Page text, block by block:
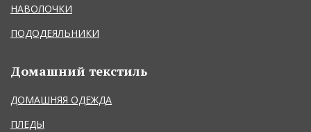
НАВОЛОЧКИ
ПОДОДЕЯЛЬНИКИ
Домашний текстиль
ДОМАШНЯЯ ОДЕЖДА
ПЛЕДЫ